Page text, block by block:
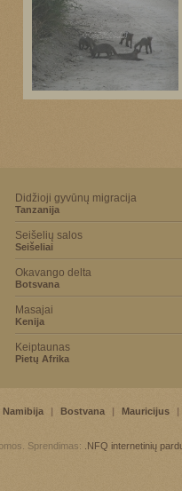
Didžioji gyvūnų migracija
Tanzanija
Seišelių salos
Seišeliai
Okavango delta
Botsvana
Masajai
Kenija
Keiptaunas
Pietų Afrika
Namibija | Bostvana | Mauricijus
|
Sprendimas: .NFQ internetinių